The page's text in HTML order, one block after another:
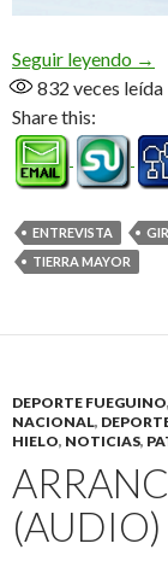
Seguir leyendo →
832 veces leída
Share this:
ENTREVISTA
TIERRA MAYOR
DEPORTE FUEGUINO,
NACIONAL,
HIELO, NOTICIAS,
(AUDIO)